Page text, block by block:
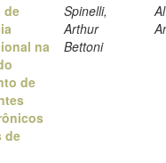
de
na
de
de
Spinelli,
Arthur
Bettoni